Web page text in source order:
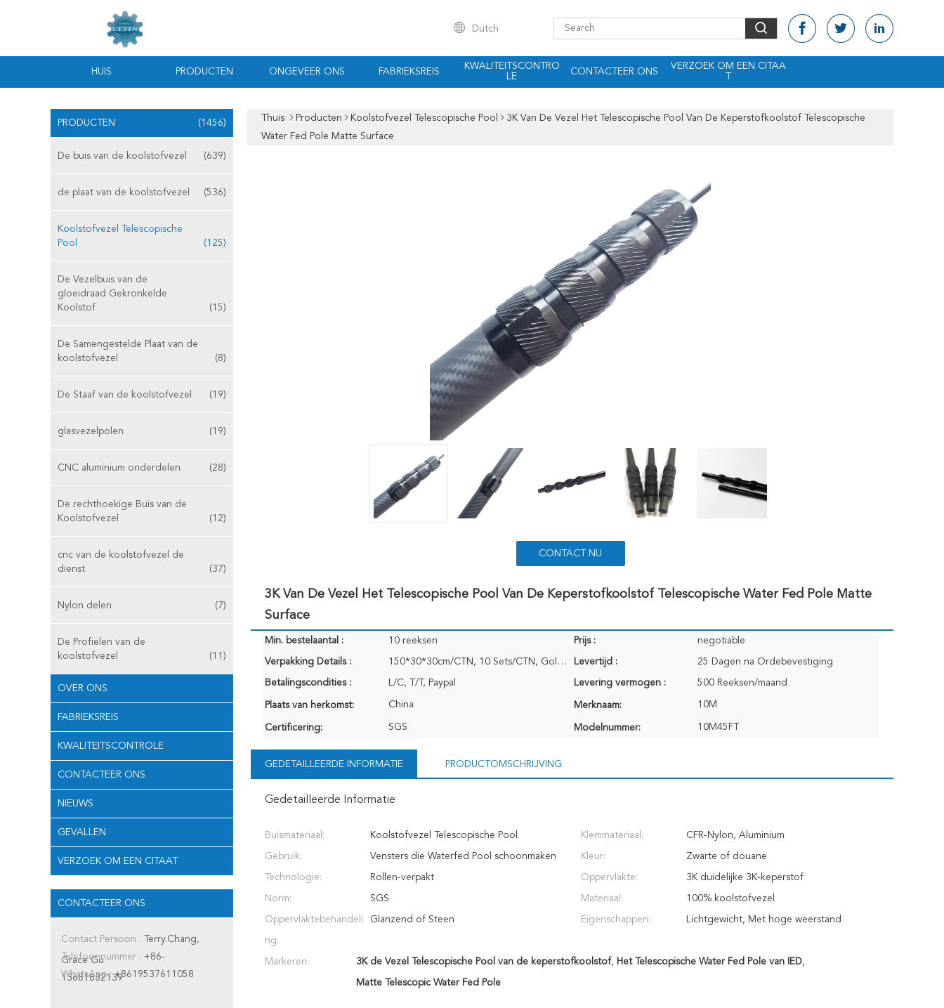
Dutch
HUIS PRODUCTEN ONGEVEER ONS FABRIEKSREIS
KWALITEITSCONTRO
LE
CONTACTEER ONS
VERZOEK OM EEN CITAA
PRODUCTEN (1456)
De buis van de koolstofvezel (639)
de plaat van de koolstofvezel (536)
Koolstofvezel Telescopische
Pool
(125)
De Vezelbuis van de
gloeidraad Gekronkelde
Koolstof
(15)
De Samengestelde Plaat van de
koolstofvezel
(8)
De Staaf van de koolstofvezel (19)
glasvezelpolen (19)
CNC aluminium onderdelen (28)
De rechthoekige Buis van de
Koolstofvezel
(12)
cnc van de koolstofvezel de
dienst
(37)
Nylon delen (7)
De Profielen van de
koolstofvezel
(11)
OVER ONS
FABRIEKSREIS
KWALITEITSCONTROLE
CONTACTEER ONS
NIEUWS
GEVALLEN
VERZOEK OM EEN CITAAT
CONTACTEER ONS
Contact Persoon : Terry.Chang,
Grace Gu
Telefoonnummer : +86-
13681832139
WhatsApp :+8619537611058
Thuis Producten Koolstofvezel Telescopische Pool
3K Van De Vezel Het Telescopische Pool Van De Keperstofkoolstof Telescopische
Water Fed Pole Matte Surface
CONTACT NU
3K Van De Vezel Het Telescopische Pool Van De Keperstofkoolstof Telescopische Water Fed Pole Matte
Surface
Min. bestelaantal : 10 reeksen Prijs : negotiable
Verpakking Details : 150*30*30cm/CTN, 10 Sets/CTN, Golfkarton voor het Internationale Ocean Airlines-verschepen Levertijd : 25 Dagen na Ordebevestiging
Betalingscondities : L/C, T/T, Paypal Levering vermogen : 500 Reeksen/maand
Plaats van herkomst: China Merknaam: 10M
Certificering: SGS Modelnummer: 10M45FT
GEDETAILLEERDE INFORMATIE PRODUCTOMSCHRIJVING
Gedetailleerde Informatie
Buismateriaal: Koolstofvezel Telescopische Pool Klemmateriaal: CFR-Nylon, Aluminium
Gebruik: Vensters die Waterfed Pool schoonmaken Kleur: Zwarte of douane
Technologie: Rollen-verpakt Oppervlakte: 3K duidelijke 3K-keperstof
Norm: SGS Materiaal: 100% koolstofvezel
Oppervlaktebehandeli
ng:
Glanzend of Steen Eigenschappen: Lichtgewicht, Met hoge weerstand
Markeren: 3K de Vezel Telescopische Pool van de keperstofkoolstof, Het Telescopische Water Fed Pole van IED,
Matte Telescopic Water Fed Pole